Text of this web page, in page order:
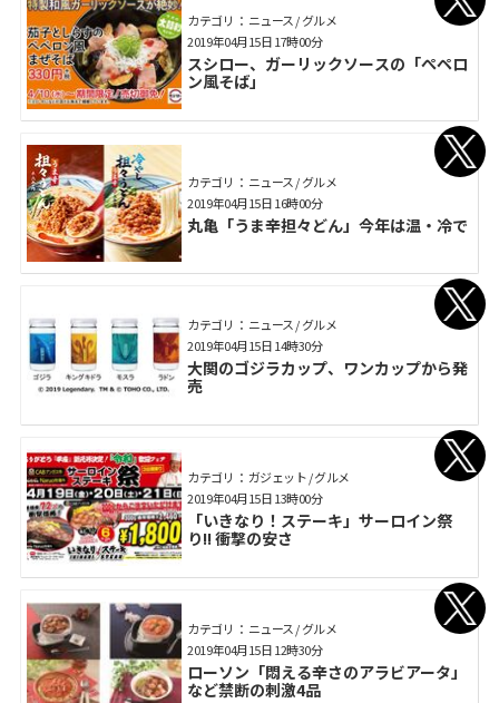
カテゴリ： ニュース / グルメ
スシロー、ガーリックソースの「ぺペロ
ン風そば」
2019年04月15日 17時00分
カテゴリ： ニュース / グルメ
丸亀「うま辛担々どん」今年は温・冷で
2019年04月15日 16時00分
カテゴリ： ニュース / グルメ
大関のゴジラカップ、ワンカップから発
売
2019年04月15日 14時30分
カテゴリ： ガジェット / グルメ
「いきなり！ステーキ」サーロイン祭
り!! 衝撃の安さ
2019年04月15日 13時00分
カテゴリ： ニュース / グルメ
ローソン「悶える辛さのアラビアータ」
など禁断の刺激4品
2019年04月15日 12時30分